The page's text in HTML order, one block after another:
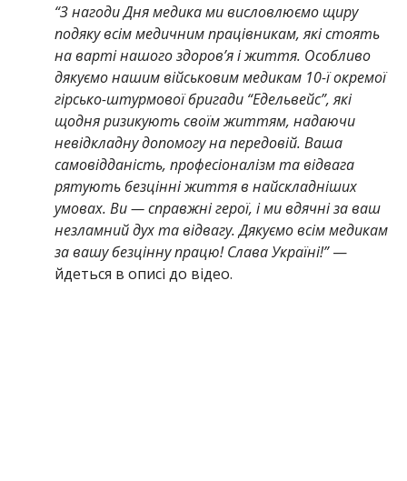
“З нагоди Дня медика ми висловлюємо щиру
подяку всім медичним працівникам, які стоять
на варті нашого здоров’я і життя. Особливо
дякуємо нашим військовим медикам 10-ї окремої
гірсько-штурмової бригади “Едельвейс”, які
щодня ризикують своїм життям, надаючи
невідкладну допомогу на передовій. Ваша
самовідданість, професіоналізм та відвага
рятують безцінні життя в найскладніших
умовах. Ви — справжні герої, і ми вдячні за ваш
незламний дух та відвагу. Дякуємо всім медикам
за вашу безцінну працю! Слава Україні!”—
йдеться в описі до відео.